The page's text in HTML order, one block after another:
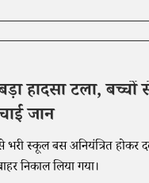
हादसा टला,
जान
भरी स्कूल बस अनियंत्रित
निकाल लिया गया।